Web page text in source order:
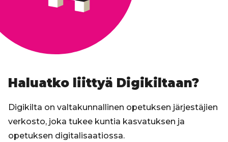
Haluatko liittyä Digikiltaan?
Digikilta on valtakunnallinen opetuksen järjestäjien
verkosto, joka tukee kuntia kasvatuksen ja
opetuksen digitalisaatiossa.